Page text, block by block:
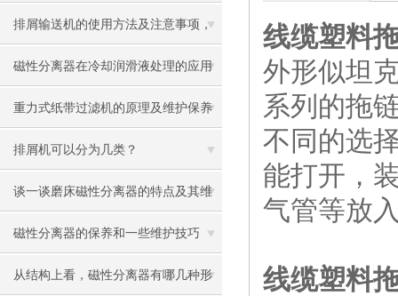
排屑输送机的使用方法及注意事项，
快来看看吧！
磁性分离器在冷却润滑液处理的应用
重力式纸带过滤机的原理及维护保养
排屑机可以分为几类？
谈一谈磨床磁性分离器的特点及其维
护与保养
磁性分离器的保养和一些维护技巧
从结构上看，磁性分离器有哪几种形
线缆塑料
外形似坦
系列的拖
不同的选
能打开，
气管等放
线缆塑料